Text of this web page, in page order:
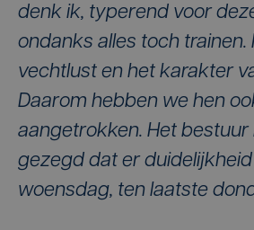
denk ik, typerend voor
ondanks alles toch trainen.
vechtlust en het karakter
Daarom hebben we hen
aangetrokken. Het bestuur
gezegd dat er
woensdag, ten laatste